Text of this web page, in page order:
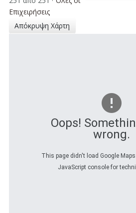
Επιχειρήσεις
Απόκρυψη Χάρτη
Oops!
wrong.
This page didn't load Google Maps
JavaScript console for